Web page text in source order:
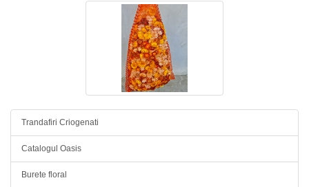
Trandafiri Criogenati
Catalogul Oasis
Burete floral